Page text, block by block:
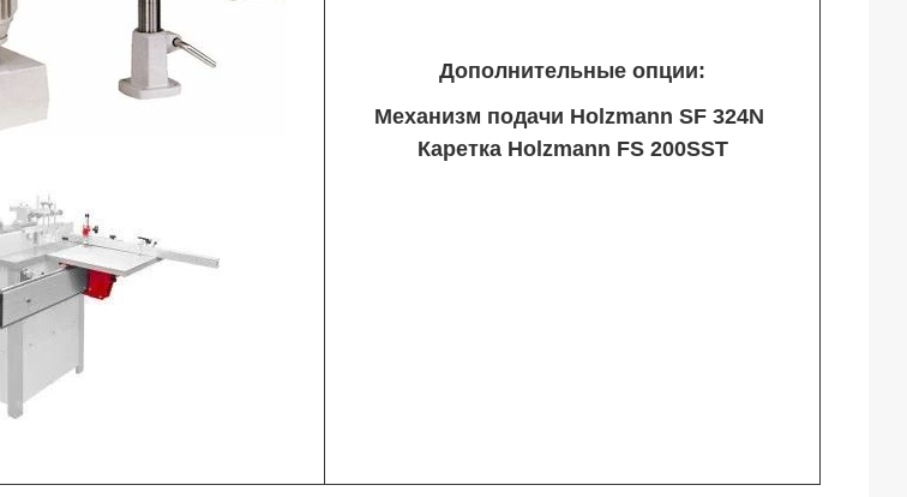
Дополнительные опции:
Механизм подачи Holzmann SF 324N
Каретка Holzmann FS 200SST